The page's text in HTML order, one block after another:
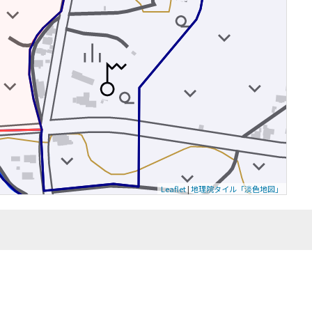
Leaflet|地理院タイル「淡色地図」